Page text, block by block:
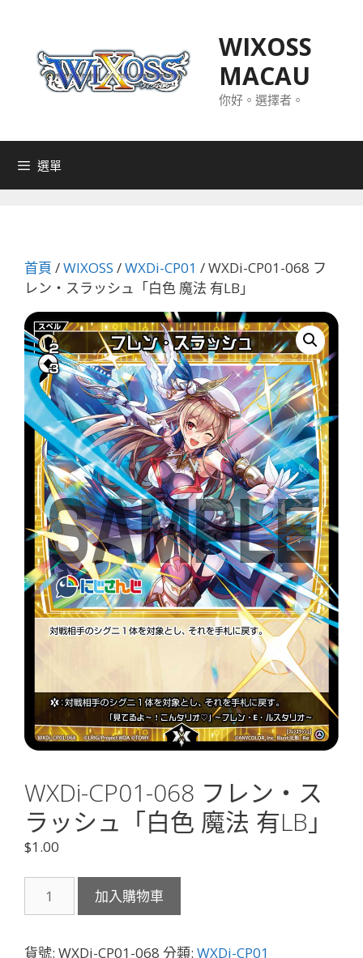
WIXOSS
MACAU
你好。選擇者。
選單
首頁 /WIXOSS /WXDi-CP01 / WXDi-CP01-068 フ
レン・スラッシュ「白色 魔法 有LB」
WXDi-CP01-068 フレン・ス
ラッシュ「白色 魔法 有LB」
$1.00
CP01-
フ
加入購物車
貨號: WXDi-CP01-068 分類: WXDi-CP01